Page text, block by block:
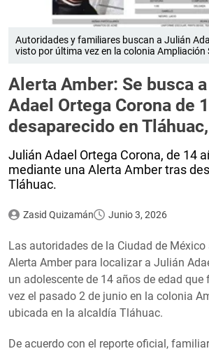
Autoridades y familiares buscan a Julián
visto por última vez en la colonia Ampliación
Alerta Amber: Se busca
Adael Ortega Corona de
desaparecido en
Julián Adael Ortega Corona, de 14
mediante una Alerta Amber tras
Tláhuac.
Zasid Quizamán Junio 3, 2026
Las autoridades de la Ciudad de
Alerta Amber para localizar a Julián
un adolescente de 14 años de edad
vez el pasado 2 de junio en la colonia
ubicada en la alcaldía Tláhuac.
De acuerdo con el reporte oficial,